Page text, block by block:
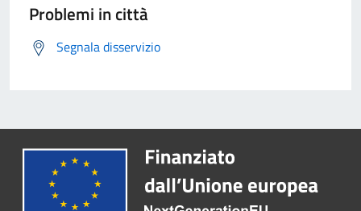
Problemi in città
Segnala disservizio